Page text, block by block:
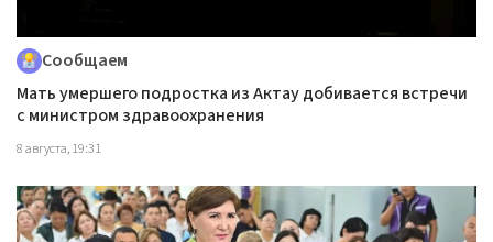
Сообщаем
Мать умершего подростка из Актау добивается встречи
с министром здравоохранения
8 августа, 19:31